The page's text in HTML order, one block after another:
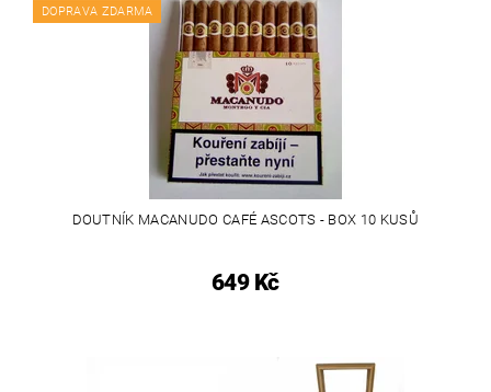
DOPRAVA ZDARMA
DOUTNÍK MACANUDO CAFÉ ASCOTS - BOX 10 KUSŮ
649 Kč